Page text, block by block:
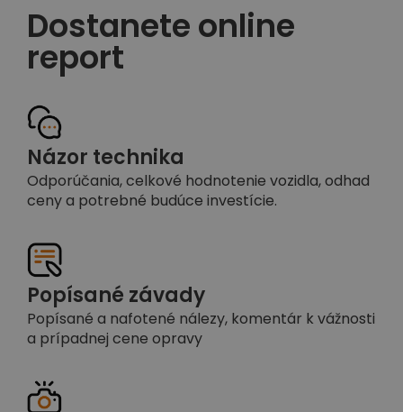
Dostanete online
report
Názor technika
Odporúčania, celkové hodnotenie vozidla, odhad
ceny a potrebné budúce investície.
Popísané závady
Popísané a nafotené nálezy, komentár k vážnosti
a prípadnej cene opravy